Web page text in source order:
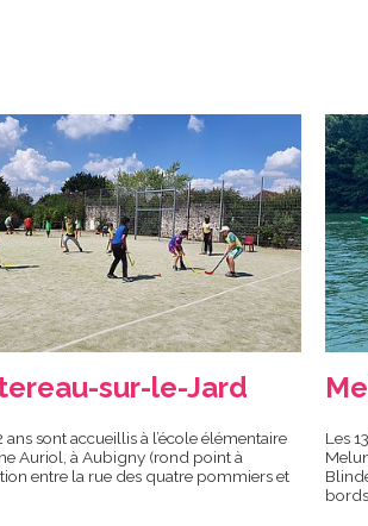
sur-le-Jard
ans sont accueillis à l’école élémentaire
Auriol, à Aubigny (rond point à
entre la rue des quatre pommiers et
Les